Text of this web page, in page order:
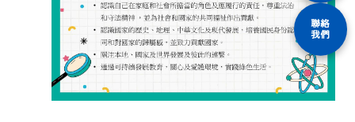
聯絡
我們